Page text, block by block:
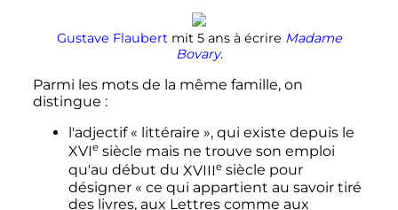
Gustave Flaubertmit 5 ans à écrire Madame
Bovary.
Parmi les mots de la même famille, on
distingue :
l'adjectif « littéraire », qui existe depuis le
XVIe siècle mais ne trouve son emploi
qu'au début du XVIIIe siècle pour
désigner « ce qui appartient au savoir tiré
des livres, aux Lettres comme aux